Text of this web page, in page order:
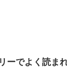
ーでよく読ま